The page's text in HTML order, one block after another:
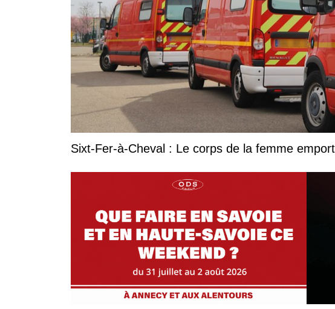
Sixt-Fer-à-Cheval : Le corps de la femme